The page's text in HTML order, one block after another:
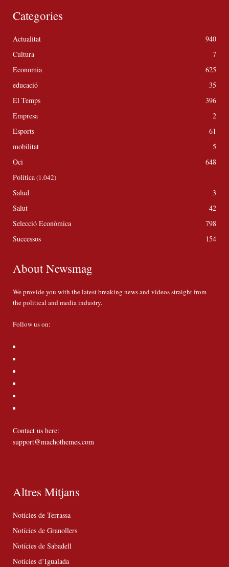
Categories
Actualitat
940
Cultura
7
Economia
625
educació
35
El Temps
396
Empresa
2
Esports
61
mobilitat
5
Oci
648
Política(1.042)
Salud
3
Salut
42
Selecció Econòmica
798
Successos
154
About Newsmag
We provide you with the latest breaking news and videos straight from
the political and media industry.
Follow us on:
Contact us here:
support@machothemes.com
Altres Mitjans
Notícies de Terrassa
Notícies de Granollers
Notícies de Sabadell
Notícies d’Igualada